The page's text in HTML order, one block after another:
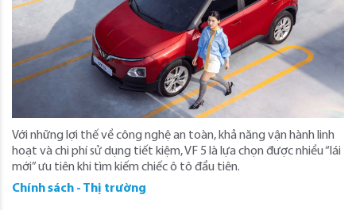
Với những lợi thế về công nghệ an toàn, khả năng vận hành linh
hoạt và chi phí sử dụng tiết kiệm, VF 5 là lựa chọn được nhiều “lái
mới” ưu tiên khi tìm kiếm chiếc ô tô đầu tiên.
Chính sách - Thị trường